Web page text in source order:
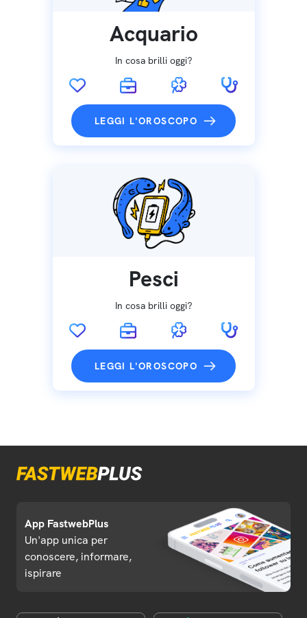
Acquario
In cosa brilli oggi?
LEGGI L'OROSCOPO
Pesci
In cosa brilli oggi?
LEGGI L'OROSCOPO
App FastwebPlus
Un'app unica per
conoscere, informare,
ispirare